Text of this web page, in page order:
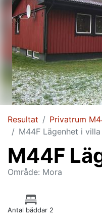
Resultat
Privatrum
M44F Lägenhet i villa
M44F
Område: Mora
Antal bäddar 2